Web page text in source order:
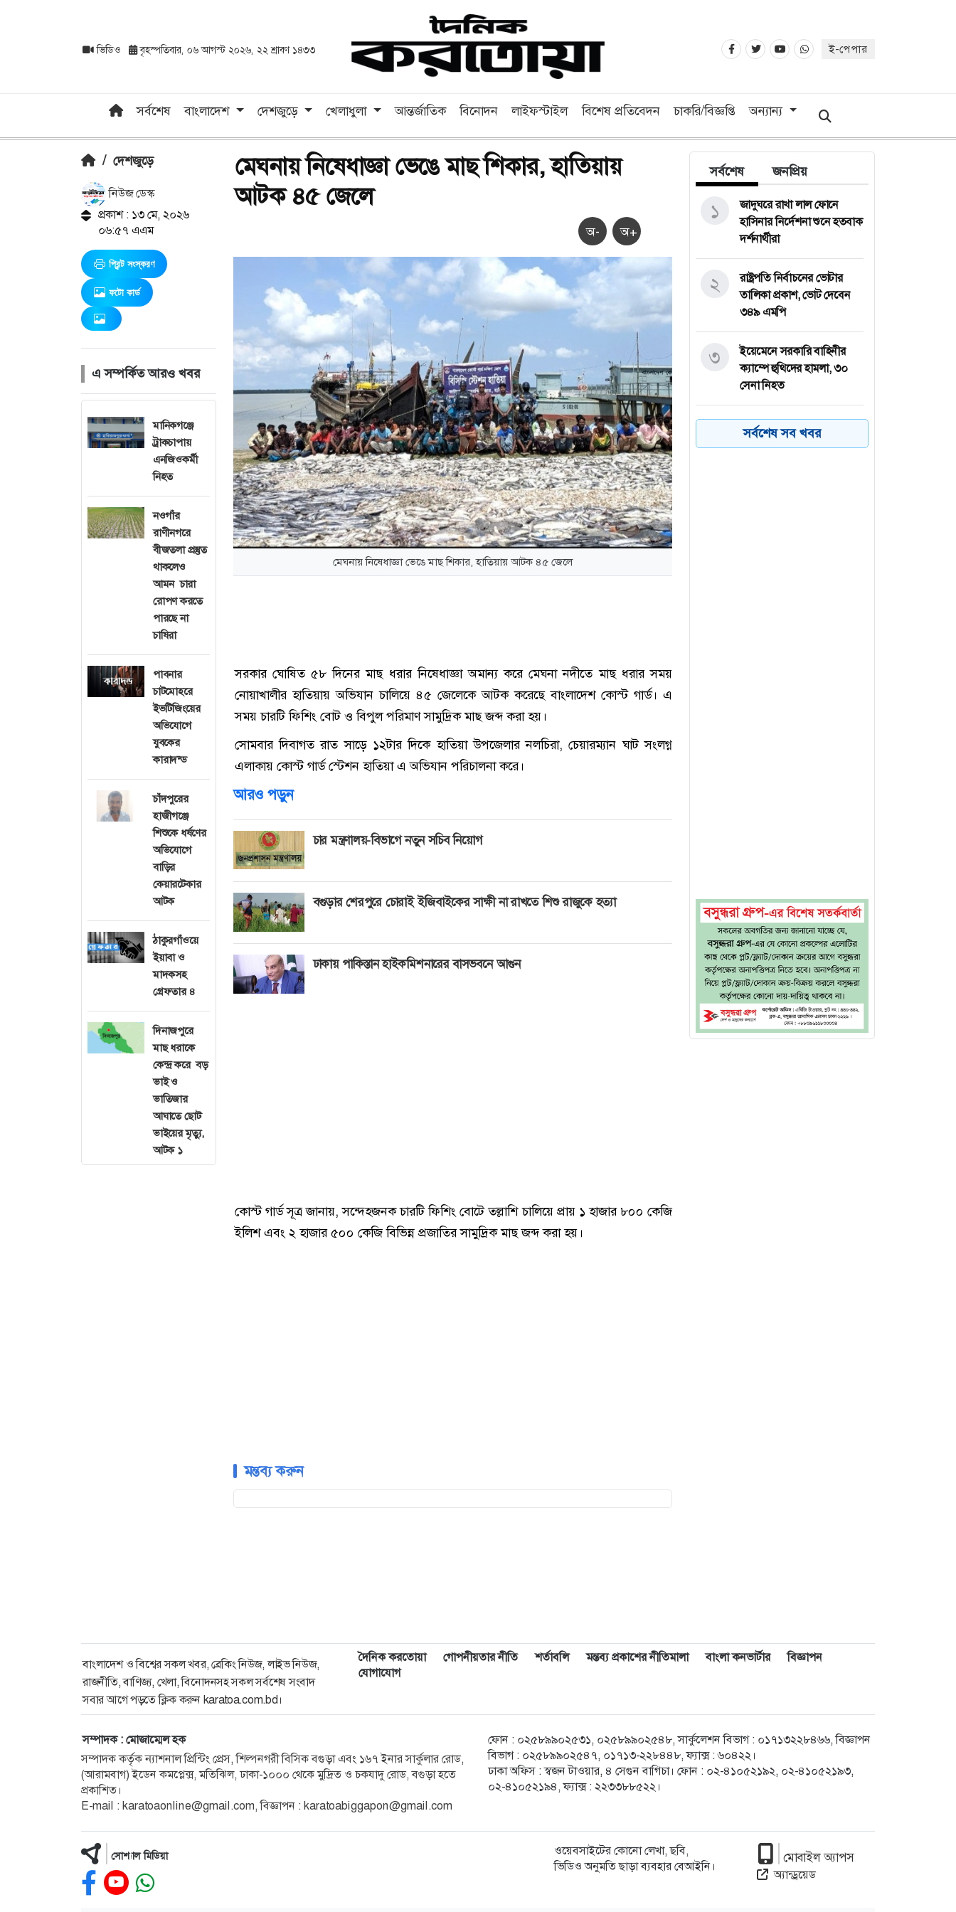
ভিডিও বৃহস্পতিবার, ০৬ আগস্ট ২০২৬, ২২ শ্রাবণ ১৪৩৩ ই-পেপার
সর্বশেষ বাংলাদেশ দেশজুড়ে খেলাধুলা আন্তর্জাতিক বিনোদন লাইফস্টাইল বিশেষ প্রতিবেদন চাকরি/বিজ্ঞপ্তি অন্যান্য
/ দেশজুড়ে
নিউজ ডেস্ক
প্রকাশ : ১৩ মে, ২০২৬
০৬:৫৭ এএম
প্রিন্ট সংস্করণ
ফটো কার্ড
এ সম্পর্কিত আরও খবর
মানিকগঞ্জে
ট্রাকচাপায়
এনজিওকর্মী
নিহত
নওগাঁর
রাণীনগরে
বীজতলা প্রস্তুত
থাকলেও
আমন চারা
রোপণ করতে
পারছে না
চাষিরা
পাবনার
চাটমোহরে
ইভটিজিংয়ের
অভিযোগে
যুবকের
কারাদন্ড
চাঁদপুরের
হাজীগঞ্জে
শিশুকে ধর্ষণের
অভিযোগে
বাড়ির
কেয়ারটেকার
আটক
ঠাকুরগাঁওয়ে
ইয়াবা ও
মাদকসহ
গ্রেফতার ৪
দিনাজপুরে
মাছ ধরাকে
কেন্দ্র করে বড়
ভাই ও
ভাতিজার
আঘাতে ছোট
ভাইয়ের মৃত্যু,
আটক ১
মেঘনায় নিষেধাজ্ঞা ভেঙে মাছ শিকার, হাতিয়ায়
আটক ৪৫ জেলে
অ- অ+
মেঘনায় নিষেধাজ্ঞা ভেঙে মাছ শিকার, হাতিয়ায় আটক ৪৫ জেলে
সরকার ঘোষিত ৫৮ দিনের মাছ ধরার নিষেধাজ্ঞা অমান্য করে মেঘনা নদীতে মাছ ধরার সময়
নোয়াখালীর হাতিয়ায় অভিযান চালিয়ে ৪৫ জেলেকে আটক করেছে বাংলাদেশ কোস্ট গার্ড। এ
সময় চারটি ফিশিং বোট ও বিপুল পরিমাণ সামুদ্রিক মাছ জব্দ করা হয়।
সোমবার দিবাগত রাত সাড়ে ১২টার দিকে হাতিয়া উপজেলার নলচিরা, চেয়ারম্যান ঘাট সংলগ্ন
এলাকায় কোস্ট গার্ড স্টেশন হাতিয়া এ অভিযান পরিচালনা করে।
আরও পড়ুন
চার মন্ত্রণালয়-বিভাগে নতুন সচিব নিয়োগ
বগুড়ার শেরপুরে চোরাই ইজিবাইকের সাক্ষী না রাখতে শিশু রাজুকে হত্যা
ঢাকায় পাকিস্তান হাইকমিশনারের বাসভবনে আগুন
কোস্ট গার্ড সূত্র জানায়, সন্দেহজনক চারটি ফিশিং বোটে তল্লাশি চালিয়ে প্রায় ১ হাজার ৮০০ কেজি
ইলিশ এবং ২ হাজার ৫০০ কেজি বিভিন্ন প্রজাতির সামুদ্রিক মাছ জব্দ করা হয়।
মন্তব্য করুন
সর্বশেষ জনপ্রিয়
জাদুঘরে রাখা লাল ফোনে
হাসিনার নির্দেশনা শুনে হতবাক
দর্শনার্থীরা
১
রাষ্ট্রপতি নির্বাচনের ভোটার
তালিকা প্রকাশ, ভোট দেবেন
৩৪৯ এমপি
২
ইয়েমেনে সরকারি বাহিনীর
ক্যাম্পে হুথিদের হামলা, ৩০
সেনা নিহত
৩
কাল থেকে জাতীয় স্টেডিয়ামে
থাকবে মোবাইল কোর্ট : ক্রীড়া
সর্বশেষ সব খবর
বাংলাদেশ ও বিশ্বের সকল খবর, ব্রেকিং নিউজ, লাইভ নিউজ,
রাজনীতি, বাণিজ্য, খেলা, বিনোদনসহ সকল সর্বশেষ সংবাদ
সবার আগে পড়তে ক্লিক করুন karatoa.com.bd।
দৈনিক করতোয়া গোপনীয়তার নীতি শর্তাবলি মন্তব্য প্রকাশের নীতিমালা বাংলা কনভার্টার
বিজ্ঞাপন
যোগাযোগ
সম্পাদক : মোজাম্মেল হক
সম্পাদক কর্তৃক ন্যাশনাল প্রিন্টিং প্রেস, শিল্পনগরী বিসিক বগুড়া এবং ১৬৭ ইনার সার্কুলার রোড,
(আরামবাগ) ইডেন কমপ্লেক্স, মতিঝিল, ঢাকা-১০০০ থেকে মুদ্রিত ও চকযাদু রোড, বগুড়া হতে
প্রকাশিত।
E-mail : karatoaonline@gmail.com, বিজ্ঞাপন : karatoabiggapon@gmail.com
ফোন : ০২৫৮৯৯০২৫৩১, ০২৫৮৯৯০২৫৪৮, সার্কুলেশন বিভাগ : ০১৭১৩২২৮৪৬৬, বিজ্ঞাপন
বিভাগ : ০২৫৮৯৯০২৫৪৭, ০১৭১৩-২২৮৪৪৮, ফ্যাক্স : ৬০৪২২।
ঢাকা অফিস : স্বজন টাওয়ার, ৪ সেগুন বাগিচা। ফোন : ০২-৪১০৫২১৯২, ০২-৪১০৫২১৯৩,
০২-৪১০৫২১৯৪, ফ্যাক্স : ২২৩৩৮৮৫২২।
সোশ্যাল মিডিয়া
ওয়েবসাইটের কোনো লেখা, ছবি,
ভিডিও অনুমতি ছাড়া ব্যবহার বেআইনি।
মোবাইল অ্যাপস
অ্যান্ড্রয়েড